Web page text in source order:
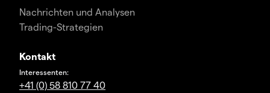
Nachrichten und Analysen
Trading-Strategien
Kontakt
Interessenten:
+41 (0) 58 810 77 40